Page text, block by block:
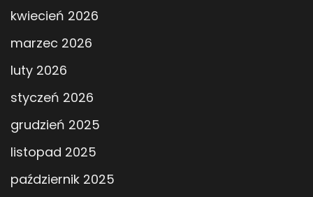
kwiecień 2026
marzec 2026
luty 2026
styczeń 2026
grudzień 2025
listopad 2025
październik 2025